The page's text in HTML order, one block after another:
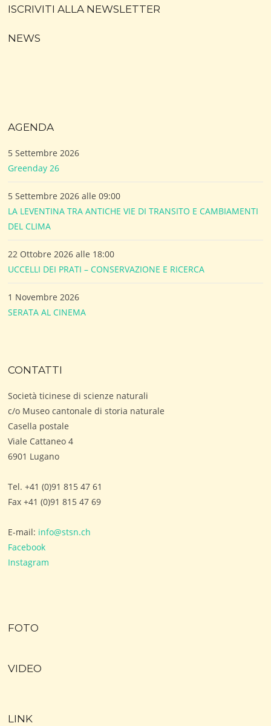
ISCRIVITI ALLA NEWSLETTER
NEWS
AGENDA
5 Settembre 2026
Greenday 26
5 Settembre 2026 alle 09:00
LA LEVENTINA TRA ANTICHE VIE DI TRANSITO E CAMBIAMENTI
DEL CLIMA
22 Ottobre 2026 alle 18:00
UCCELLI DEI PRATI – CONSERVAZIONE E RICERCA
1 Novembre 2026
SERATA AL CINEMA
CONTATTI
Società ticinese di scienze naturali
c/o Museo cantonale di storia naturale
Casella postale
Viale Cattaneo 4
6901 Lugano
Tel. +41 (0)91 815 47 61
Fax +41 (0)91 815 47 69
E-mail: info@stsn.ch
Facebook
Instagram
FOTO
VIDEO
LINK